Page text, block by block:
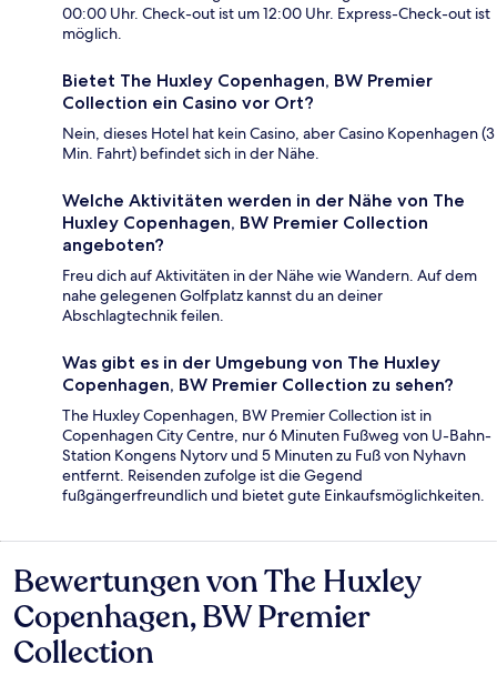
00:00 Uhr. Check-out ist um 12:00 Uhr. Express-Check-out ist
möglich.
Bietet The Huxley Copenhagen, BW Premier
Collection ein Casino vor Ort?
Nein, dieses Hotel hat kein Casino, aber Casino Kopenhagen (3
Min. Fahrt) befindet sich in der Nähe.
Welche Aktivitäten werden in der Nähe von The
Huxley Copenhagen, BW Premier Collection
angeboten?
Freu dich auf Aktivitäten in der Nähe wie Wandern. Auf dem
nahe gelegenen Golfplatz kannst du an deiner
Abschlagtechnik feilen.
Was gibt es in der Umgebung von The Huxley
Copenhagen, BW Premier Collection zu sehen?
The Huxley Copenhagen, BW Premier Collection ist in
Copenhagen City Centre, nur 6 Minuten Fußweg von U-Bahn-
Station Kongens Nytorv und 5 Minuten zu Fuß von Nyhavn
entfernt. Reisenden zufolge ist die Gegend
fußgängerfreundlich und bietet gute Einkaufsmöglichkeiten.
Bewertungen
Bewertungen von The Huxley
Copenhagen, BW Premier
Collection